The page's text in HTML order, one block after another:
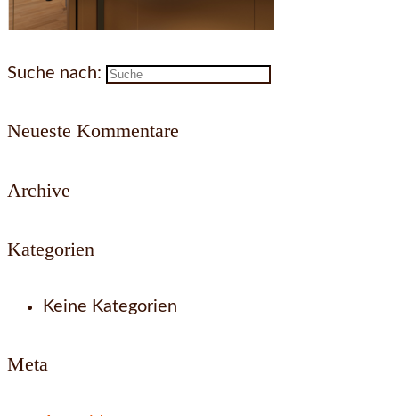
Suche nach:
Neueste Kommentare
Archive
Kategorien
Keine Kategorien
Meta